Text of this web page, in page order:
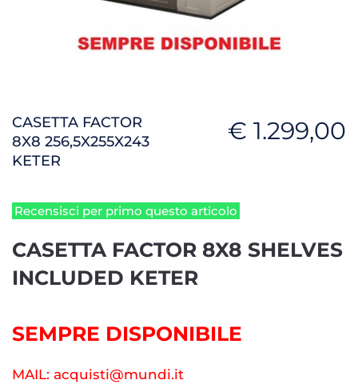
CASETTA FACTOR
8X8 256,5X255X243
KETER
€ 1.299,00
Recensisci per primo questo articolo
CASETTA FACTOR 8X8 SHELVES
INCLUDED KETER
SEMPRE DISPONIBILE
MAIL: acquisti@mundi.it